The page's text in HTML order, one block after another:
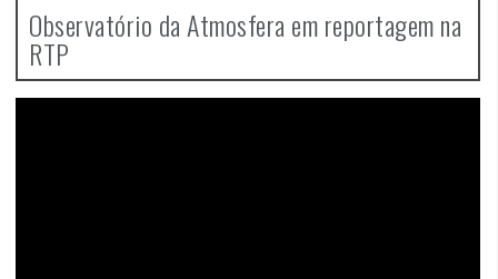
Observatório da Atmosfera em reportagem na
RTP